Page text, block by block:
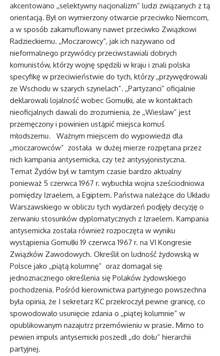
akcentowano ,,selektywny nacjonalizm” ludzi związanych z tą
orientacją. Był on wymierzony otwarcie przeciwko Niemcom,
a w sposób zakamuflowany nawet przeciwko Związkowi
Radzieckiemu. ,,Moczarowcy”, jak ich nazywano od
nieformalnego przywódcy przeciwstawiali dobrych
komunistów, którzy wojnę spędzili w kraju i znali polska
specyfikę w przeciwieństwie do tych, którzy ,,przywędrowali
ze Wschodu w szarych szynelach”. ,,Partyzanci” oficjalnie
deklarowali lojalność wobec Gomułki, ale w kontaktach
nieoficjalnych dawali do zrozumienia, że ,,Wiesław” jest
przemęczony i powinien ustąpić miejsca komuś
młodszemu. Ważnym miejscem do wypowiedzi dla
,,moczarowców” została w dużej mierze rozpętana przez
nich kampania antysemicka, czy też antysyjonistyczna.
Temat Żydów był w tamtym czasie bardzo aktualny
ponieważ 5 czerwca 1967 r. wybuchła wojna sześciodniowa
pomiędzy Izraelem, a Egiptem. Państwa należące do Układu
Warszawskiego w obliczu tych wydarzeń podjęły decyzję o
zerwaniu stosunków dyplomatycznych z Izraelem. Kampania
antysemicka została również rozpoczęta w wyniku
wystąpienia Gomułki 19 czerwca 1967 r. na VI Kongresie
Związków Zawodowych. Określił on ludność żydowską w
Polsce jako ,,piątą kolumnę” oraz domagał się
jednoznacznego określenia się Polaków żydowskiego
pochodzenia. Pośród kierownictwa partyjnego powszechna
była opinia, że I sekretarz KC przekroczył pewne granicę, co
spowodowało usunięcie zdania o ,,piątej kolumnie” w
opublikowanym nazajutrz przemówieniu w prasie. Mimo to
pewien impuls antysemicki poszedł ,,do dołu” hierarchii
partyjnej.